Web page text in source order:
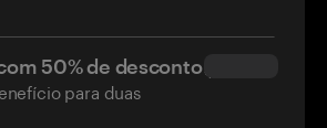
50% de desconto
para duas
$34.95